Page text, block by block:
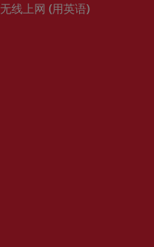
无线上网 (用英语)